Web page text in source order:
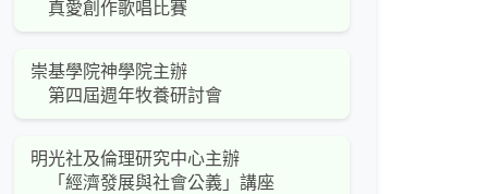
真愛創作歌唱比賽
崇基學院神學院主辦
第四屆週年牧養研討會
明光社及倫理研究中心主辦
「經濟發展與社會公義」講座